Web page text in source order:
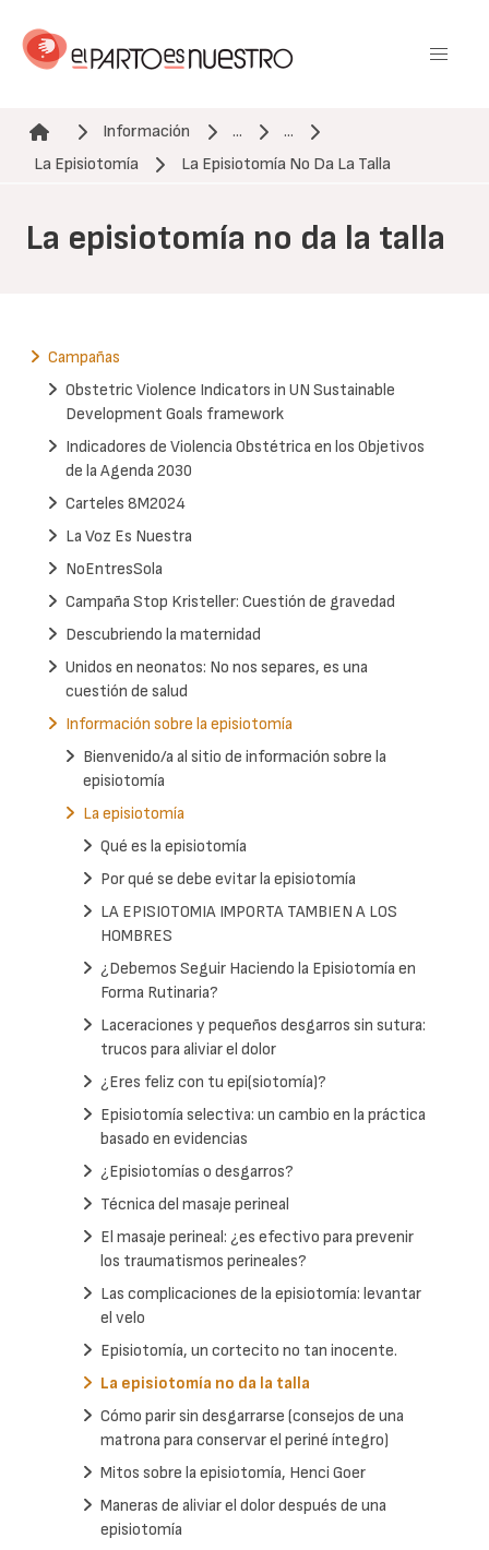
contenido
Ruta de navegación
Información ...
...
La Episiotomía
La Episiotomía No Da La Talla
La episiotomía no da la talla
Campañas
Obstetric Violence Indicators in UN Sustainable
Development Goals framework
Indicadores de Violencia Obstétrica en los Objetivos
de la Agenda 2030
Carteles 8M2024
La Voz Es Nuestra
NoEntresSola
Campaña Stop Kristeller: Cuestión de gravedad
Descubriendo la maternidad
Unidos en neonatos: No nos separes, es una
cuestión de salud
Información sobre la episiotomía
Bienvenido/a al sitio de información sobre la
episiotomía
La episiotomía
Qué es la episiotomía
Por qué se debe evitar la episiotomía
LA EPISIOTOMIA IMPORTA TAMBIEN A LOS
HOMBRES
¿Debemos Seguir Haciendo la Episiotomía en
Forma Rutinaria?
Laceraciones y pequeños desgarros sin sutura:
trucos para aliviar el dolor
¿Eres feliz con tu epi(siotomía)?
Episiotomía selectiva: un cambio en la práctica
basado en evidencias
¿Episiotomías o desgarros?
Técnica del masaje perineal
El masaje perineal: ¿es efectivo para prevenir
los traumatismos perineales?
Las complicaciones de la episiotomía: levantar
el velo
Episiotomía, un cortecito no tan inocente.
La episiotomía no da la talla
Cómo parir sin desgarrarse (consejos de una
matrona para conservar el periné íntegro)
Mitos sobre la episiotomía, Henci Goer
Maneras de aliviar el dolor después de una
episiotomía